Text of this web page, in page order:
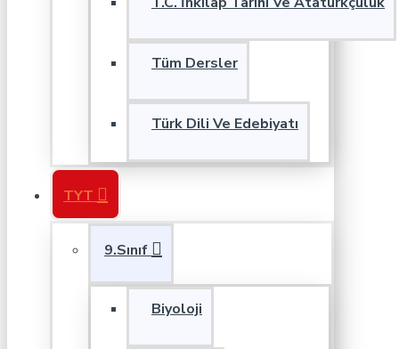
Tüm Dersler
Türk Dili Ve Edebiyatı
TYT
9.Sınıf
Biyoloji